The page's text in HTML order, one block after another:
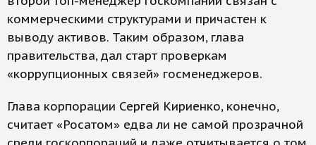
коммерческими структурами и причастен к
выводу активов. Таким образом, глава
правительства, дал старт проверкам
«коррупционных связей» госменеджеров.
Глава корпорации Сергей Кириенко, конечно,
считает «Росатом» едва ли не самой прозрачной